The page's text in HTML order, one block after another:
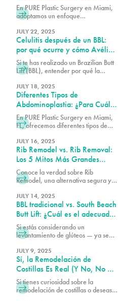
Procedimiento
En PURE Plastic Surgery en Miami,
adoptamos un enfoque
plástica, enfocándonos en crear
resultados que sean visualmente
equilibrados y duraderos.
JULY 22, 2025
Celulitis después de un BBL:
por qué ocurre y cómo Avéli
puede ayudarte
Si te has realizado un Brazilian Butt
Lift (BBL), entender por qué la
hacer al respecto es esencial para
obtener los mejores resultados
posibles de tu procedimiento.
JULY 18, 2025
Diferentes Tipos de
Abdominoplastia: ¿Para Cuál
Soy Candidato(a)?
En PURE Plastic Surgery en Miami,
FL, ofrecemos diferentes tipos de
Cada enfoque está diseñado para
abordar un conjunto específico de
necesidades.
JULY 16, 2025
Rib Remodel vs. Rib Removal:
Los 5 Mitos Más Grandes
Explicados
Conoce la verdad sobre Rib
Remodel, una alternativa segura y
la cintura sin extraer costillas.
Descubre por qué Pure Plastic
Surgery Miami lidera la revolución
de Rib Remodel.
JULY 14, 2025
BBL tradicional vs. South Beach
Butt Lift: ¿Cuál es el adecuado
para ti?
Si estás considerando un
levantamiento de glúteos — ya sea
entender las diferencias entre estos
procedimientos puede ayudarte a
tomar la mejor decisión para tu
JULY 9, 2025
Sí, la Remodelación de
Costillas Es Real (Y No, No Es
Lo Que Piensas)
Si tienes curiosidad sobre la
remodelación de costillas o deseas